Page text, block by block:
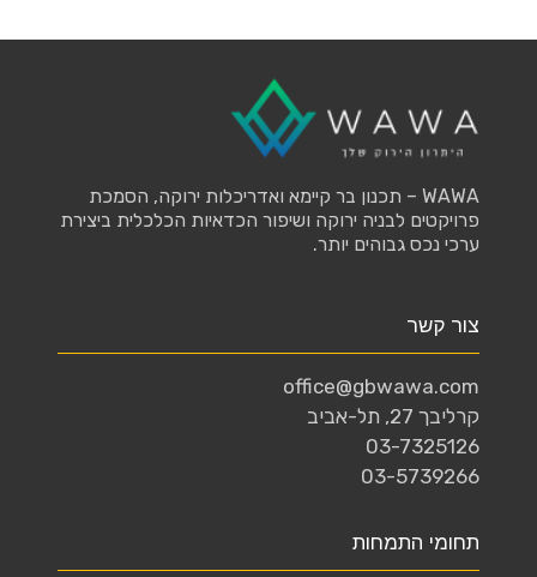
WAWA – תכנון בר קיימא ואדריכלות ירוקה, הסמכת
פרויקטים לבניה ירוקה ושיפור הכדאיות הכלכלית ביצירת
ערכי נכס גבוהים יותר.
צור קשר
office@gbwawa.com
קרליבך 27, תל-אביב
03-7325126
03-5739266
תחומי התמחות